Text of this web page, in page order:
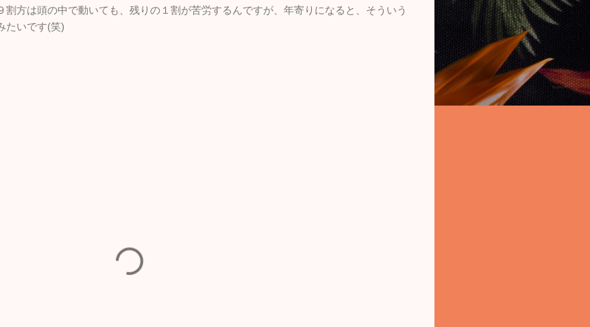
方は頭の中で動いても、残りの１割が苦労するんですが、年寄りになると、そういう
たいです(笑)